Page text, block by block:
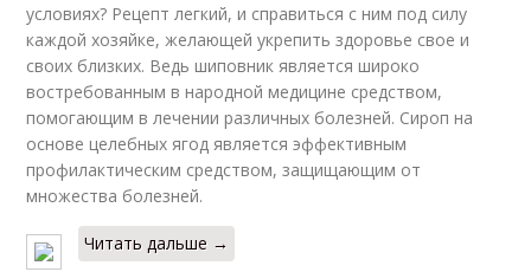
условиях? Рецепт легкий, и справиться с ним под силу
каждой хозяйке, желающей укрепить здоровье свое и
своих близких. Ведь шиповник является широко
востребованным в народной медицине средством,
помогающим в лечении различных болезней. Сироп на
основе целебных ягод является эффективным
профилактическим средством, защищающим от
множества болезней.
Читать дальше →